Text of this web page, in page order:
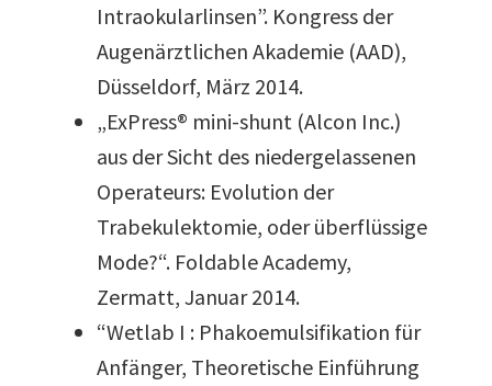
Intraokularlinsen”. Kongress der
Augenärztlichen Akademie (AAD),
Düsseldorf, März 2014.
„ExPress® mini-shunt (Alcon Inc.)
aus der Sicht des niedergelassenen
Operateurs: Evolution der
Trabekulektomie, oder überflüssige
Mode?“. Foldable Academy,
Zermatt, Januar 2014.
“Wetlab I : Phakoemulsifikation für
Anfänger, Theoretische Einführung